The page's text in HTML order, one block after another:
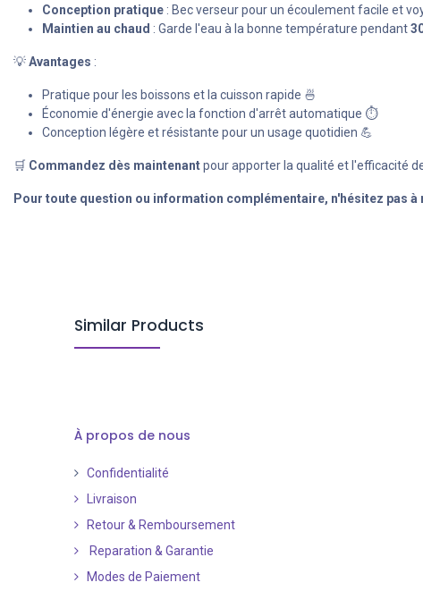
Conception pratique : Bec verseur pour un écoulement facile et
Maintien au chaud : Garde l'eau à la bonne température pendant
💡Avantages :
Pratique pour les boissons et la cuisson rapide 🍜
Économie d'énergie avec la fonction d'arrêt automatique ⏱️
Conception légère et résistante pour un usage quotidien 💪
🛒 Commandez dès maintenantpour apporter la qualité et l'efficacité
Pour toute question ou information complémentaire, n'hésitez pas à
Similar Products
À propos de nous
Confidentialité
Livraison
Retour & Remboursement
Reparation & Garantie
Modes de Paiement​